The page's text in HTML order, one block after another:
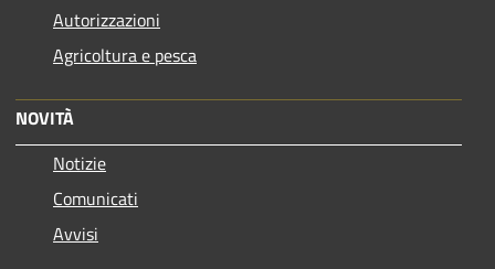
Autorizzazioni
Agricoltura e pesca
NOVITÀ
Notizie
Comunicati
Avvisi